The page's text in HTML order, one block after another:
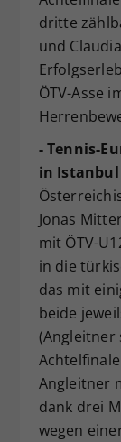
dritte
und
ÖTV-Asse
- Tennis-
in Istanbul
Jonas
mit ÖTV-
in die
das mit
beide
(Angleitner
Angleitner
dank drei
wegen